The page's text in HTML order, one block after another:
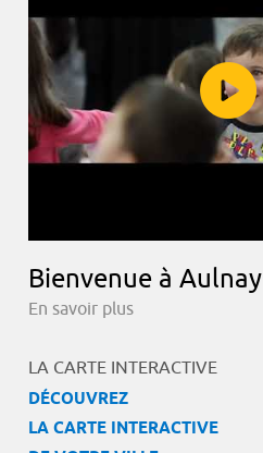
Bienvenue à Aulnay
En savoir plus
LA CARTE INTERACTIVE
DÉCOUVREZ
LA CARTE INTERACTIVE